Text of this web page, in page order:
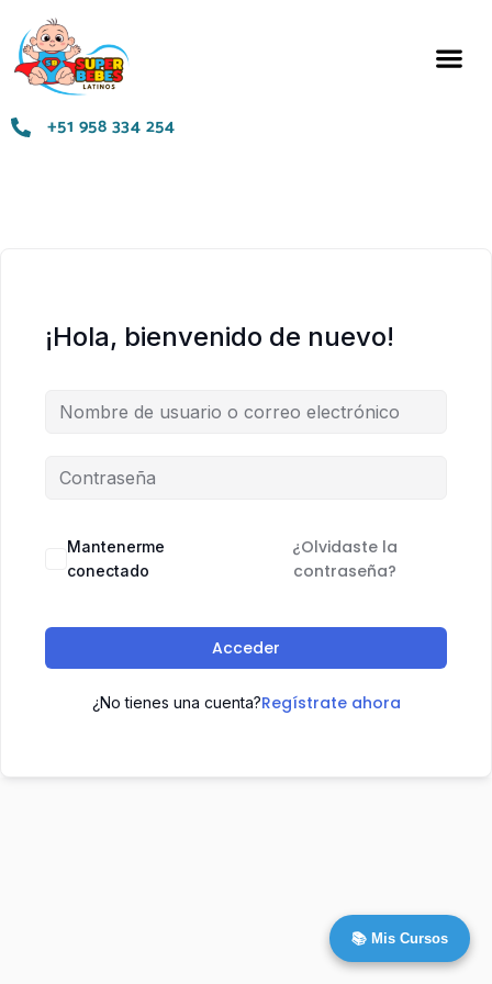
+51 958 334 254
¡Hola, bienvenido de nuevo!
Mantenerme
conectado
¿Olvidaste la
contraseña?
Acceder
¿No tienes una cuenta?Regístrate ahora
📚 Mis Cursos